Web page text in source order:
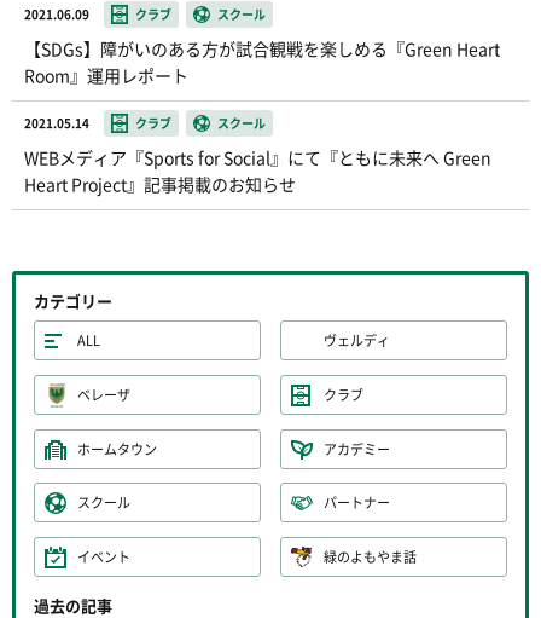
2021.06.09 クラブ スクール
【SDGs】障がいのある方が試合観戦を楽しめる『Green Heart
Room』運用レポート
2021.05.14 クラブ スクール
WEBメディア『Sports for Social』にて『ともに未来へ Green
Heart Project』記事掲載のお知らせ
カテゴリー
ALL ヴェルディ
ベレーザ クラブ
ホームタウン アカデミー
スクール パートナー
イベント 緑のよもやま話
過去の記事